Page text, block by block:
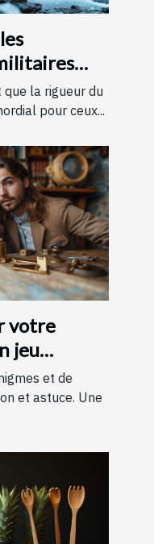
la rigueur du
pour ceux...
votre
jeu
astuces
et de
et astuce. Une